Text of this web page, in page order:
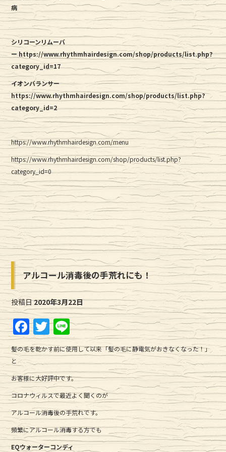
病
シリコーンリムーバ
ー https://www.rhythmhairdesign.com/shop/products/list.php?
category_id=17
イオンバランサー
https://www.rhythmhairdesign.com/shop/products/list.php?
category_id=2
https://www.rhythmhairdesign.com/menu
https://www.rhythmhairdesign.com/shop/products/list.php?
category_id=0
アルコール消毒後の手荒れにも！
投稿日2020年3月22日
F
a
c
e
b
o
o
k
T
w
it
te
r
Li
n
e
髪の毛を乾かす前に使用して以来「髪の毛に静電気がおきなくなった！」
と
お客様に大好評中です。
コロナウィルスで最近よく聞くのが
アルコール消毒後の手荒れです。
頻繁にアルコール消毒する方でも
EQウォーターコンディ